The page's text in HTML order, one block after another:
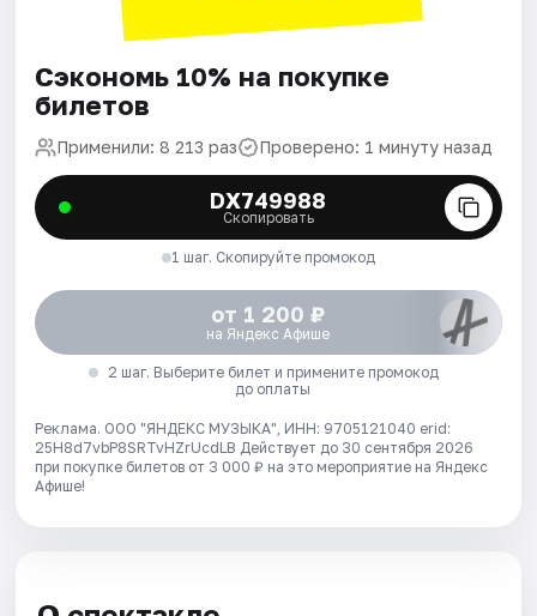
Сэкономь 10% на покупке
билетов
Применили: 8 213 раз Проверено: 1 минуту назад
DX749988
Скопировать
1 шаг. Скопируйте промокод
от 1 200 ₽
на Яндекс Афише
2 шаг. Выберите билет и примените промокод
до оплаты
Реклама. ООО "ЯНДЕКС МУЗЫКА", ИНН: 9705121040 erid:
25H8d7vbP8SRTvHZrUcdLB Действует до 30 сентября 2026
при покупке билетов от 3 000 ₽ на это мероприятие на Яндекс
Афише!